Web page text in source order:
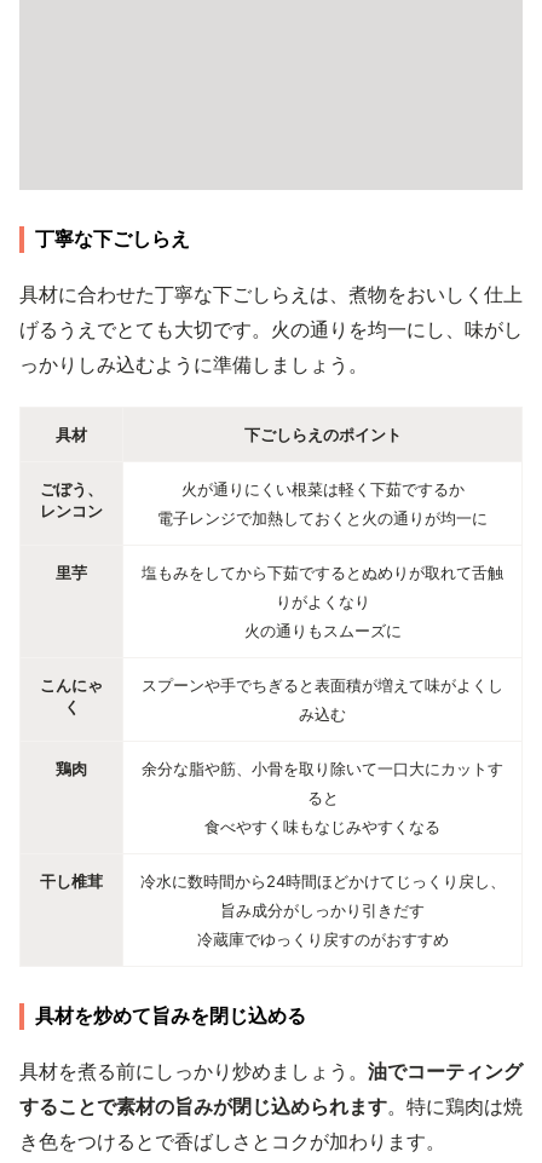
丁寧な下ごしらえ
具材に合わせた丁寧な下ごしらえは、煮物をおいしく仕上
げるうえでとても大切です。火の通りを均一にし、味がし
っかりしみ込むように準備しましょう。
具材 下ごしらえのポイント
ごぼう、
レンコン
火が通りにくい根菜は軽く下茹でするか
電子レンジで加熱しておくと火の通りが均一に
里芋
塩もみをしてから下茹でするとぬめりが取れて舌触
りがよくなり
火の通りもスムーズに
こんにゃ
く
スプーンや手でちぎると表面積が増えて味がよくし
み込む
鶏肉
余分な脂や筋、小骨を取り除いて一口大にカットす
ると
食べやすく味もなじみやすくなる
干し椎茸
冷水に数時間から24時間ほどかけてじっくり戻し、
旨み成分がしっかり引きだす
冷蔵庫でゆっくり戻すのがおすすめ
具材を炒めて旨みを閉じ込める
具材を煮る前にしっかり炒めましょう。 油でコーティング
することで素材の旨みが閉じ込められます。特に鶏肉は焼
き色をつけるとで香ばしさとコクが加わります。